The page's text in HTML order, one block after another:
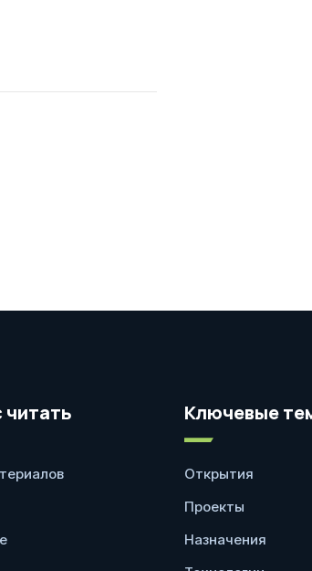
читать Ключевые
Открытия
Проекты
Назначения